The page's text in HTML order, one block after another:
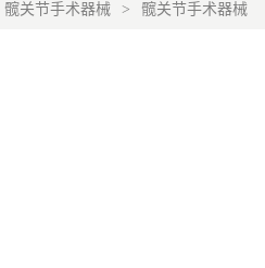
髋关节手术器械 > 髋关节手术器械